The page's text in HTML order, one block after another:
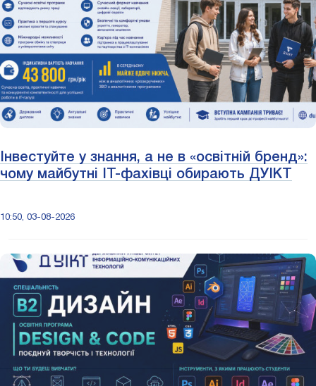
Інвестуйте у знання, а не в «освітній бренд»:
чому майбутні ІТ-фахівці обирають ДУІКТ
10:50, 03-08-2026